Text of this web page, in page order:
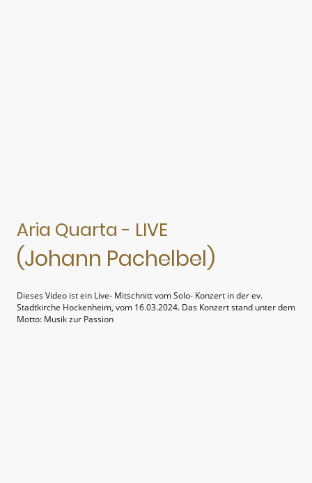
Aria Quarta - LIVE
(Johann Pachelbel)
Dieses Video ist ein Live- Mitschnitt vom Solo- Konzert in der ev.
Stadtkirche Hockenheim, vom 16.03.2024. Das Konzert stand unter dem
Motto: Musik zur Passion